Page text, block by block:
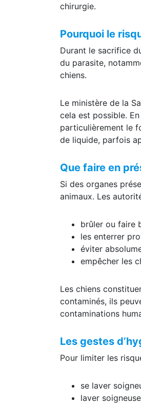
chirurgie.
Pourquoi le
Durant le sacrifice
du parasite,
chiens.
Le ministère de la
cela est possible.
particulièrement le
de liquide, parfois
Que faire en
Si des organes
animaux. Les
brûler ou faire
les enterrer
éviter
empêcher les
Les chiens
contaminés, ils
contaminations
Les gestes
Pour limiter les
se laver
laver